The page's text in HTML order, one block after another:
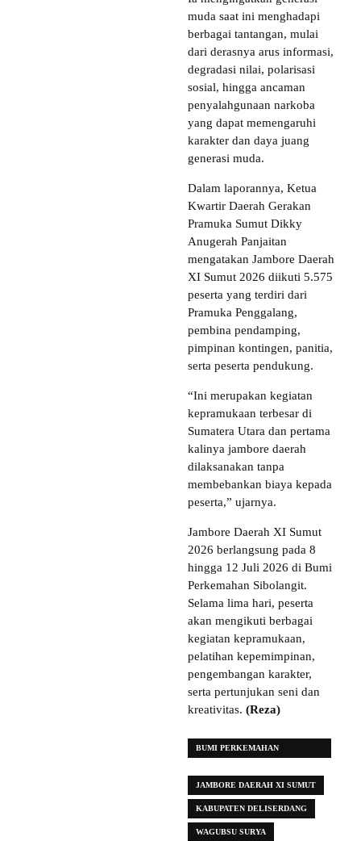
muda saat ini menghadapi
berbagai tantangan, mulai
dari derasnya arus informasi,
degradasi nilai, polarisasi
sosial, hingga ancaman
penyalahgunaan narkoba
yang dapat memengaruhi
karakter dan daya juang
generasi muda.
Dalam laporannya, Ketua
Kwartir Daerah Gerakan
Pramuka Sumut Dikky
Anugerah Panjaitan
mengatakan Jambore Daerah
XI Sumut 2026 diikuti 5.575
peserta yang terdiri dari
Pramuka Penggalang,
pembina pendamping,
pimpinan kontingen, panitia,
serta peserta pendukung.
“Ini merupakan kegiatan
kepramukaan terbesar di
Sumatera Utara dan pertama
kalinya jambore daerah
dilaksanakan tanpa
membebankan biaya kepada
peserta,” ujarnya.
Jambore Daerah XI Sumut
2026 berlangsung pada 8
hingga 12 Juli 2026 di Bumi
Perkemahan Sibolangit.
Selama lima hari, peserta
akan mengikuti berbagai
kegiatan kepramukaan,
pelatihan kepemimpinan,
pengembangan karakter,
serta pertunjukan seni dan
kreativitas. (Reza)
BUMI PERKEMAHAN
JAMBORE DAERAH XI SUMUT
KABUPATEN DELISERDANG
WAGUBSU SURYA